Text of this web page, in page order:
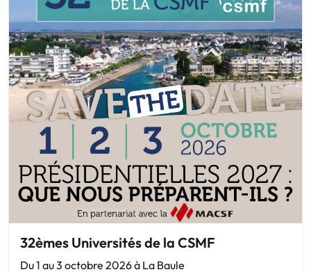
32èmes Universités de la CSMF
Du 1 au 3 octobre 2026 à La Baule